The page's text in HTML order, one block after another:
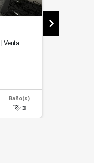
| Venta
Baño(s)
3